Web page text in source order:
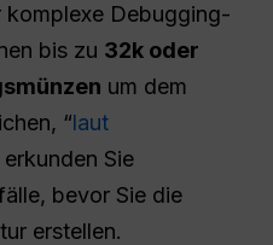
komplexe Debugging-
bis zu 32k oder
um dem
“laut
erkunden Sie
bevor Sie die
erstellen.